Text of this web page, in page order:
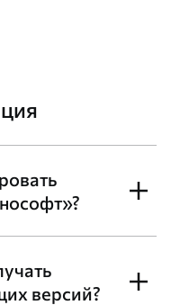
версий?